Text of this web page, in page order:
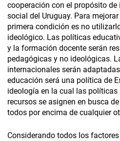
cooperación con el propósito
social del Uruguay. Para
primera condición es no
ideológico. Las políticas
y la formación docente serán
pedagógicas y no ideológicas.
internacionales serán
educación será una política de
ideología en la cual las políticas
recursos se asignen en busca
todos por encima de cualquier
Considerando todos los